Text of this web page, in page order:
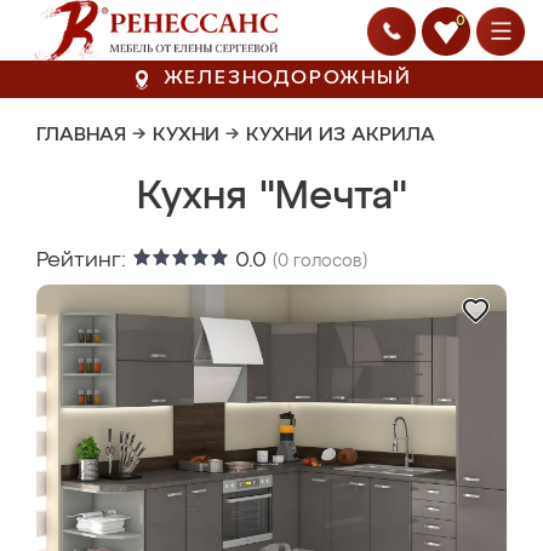
0
ЖЕЛЕЗНОДОРОЖНЫЙ
ГЛАВНАЯ → КУХНИ → КУХНИ ИЗ АКРИЛА
Кухня "Мечта"
Рейтинг: 0.0 (0 голосов)